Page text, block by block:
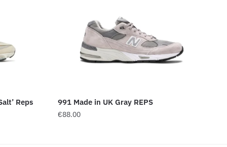
Reps 991 Made in UK Gray REPS
€88.00